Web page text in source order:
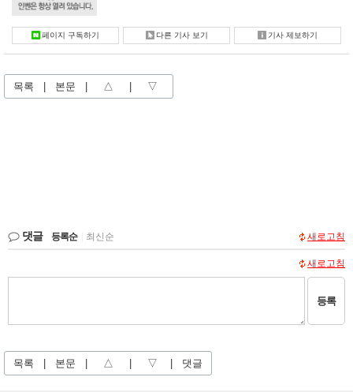
페이지 구독하기 다른 기사 보기 기사 제보하기
목록 본문 △ ▽
댓글 등록순 최신순 새로고침
새로고침
등록
목록 본문 △ ▽ 댓글